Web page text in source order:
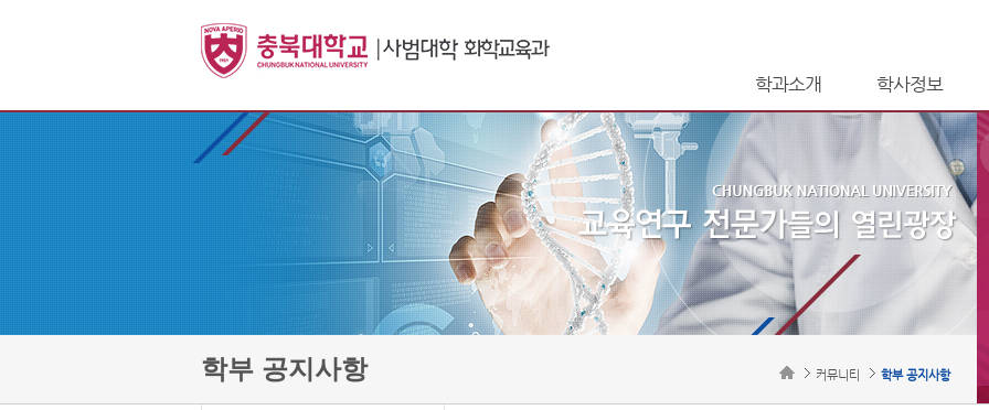
학과소개 학사정보
학부 공지사항 커뮤니티 학부 공지사항